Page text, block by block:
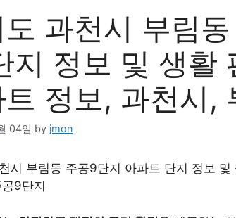
도 과천시 부림
지 정보 및 생활
트 정보, 과천시,
04일 by jmon
시 부림동 주공9단지 아파트 단지 정보
9단지